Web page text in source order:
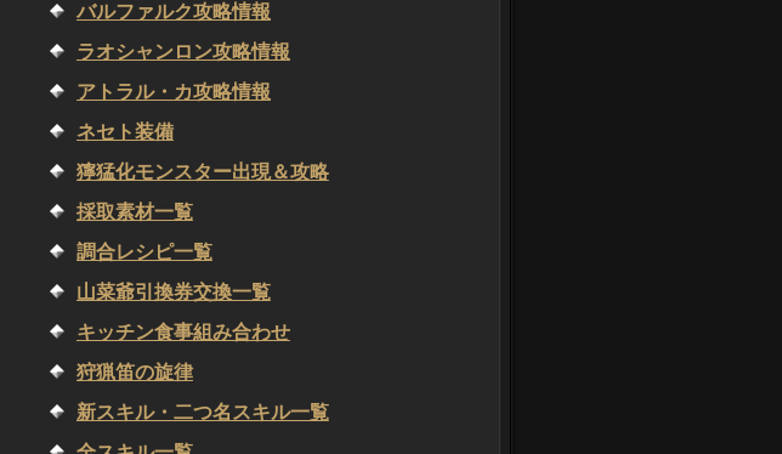
バルファルク攻略情報
ラオシャンロン攻略情報
アトラル・カ攻略情報
ネセト装備
獰猛化モンスター出現＆攻略
採取素材一覧
調合レシピ一覧
山菜爺引換券交換一覧
キッチン食事組み合わせ
狩猟笛の旋律
新スキル・二つ名スキル一覧